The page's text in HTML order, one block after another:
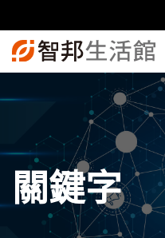
關鍵字